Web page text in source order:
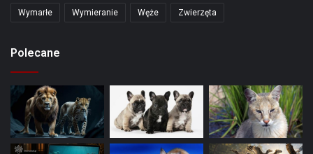
Wymarłe Wymieranie Węże Zwierzęta
Polecane